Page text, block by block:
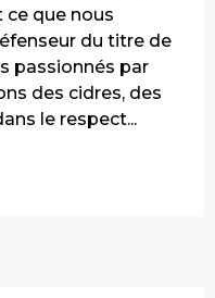
que nous
du titre de
passionnés par
des cidres, des
le respect...